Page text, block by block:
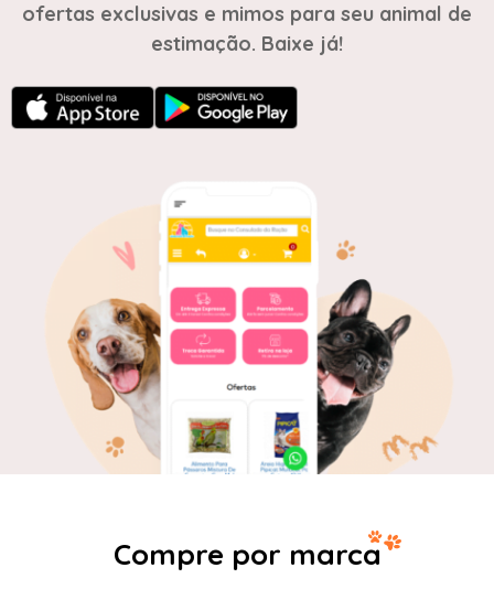
ofertas exclusivas e mimos para seu animal de
estimação. Baixe já!
Compre por marca